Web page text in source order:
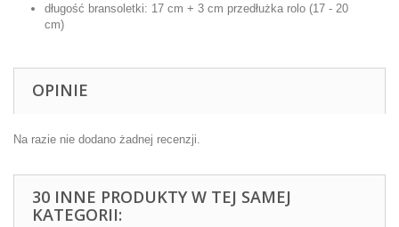
długość bransoletki: 17 cm + 3 cm przedłużka rolo (17 - 20
cm)
OPINIE
Na razie nie dodano żadnej recenzji.
30 INNE PRODUKTY W TEJ SAMEJ
KATEGORII: